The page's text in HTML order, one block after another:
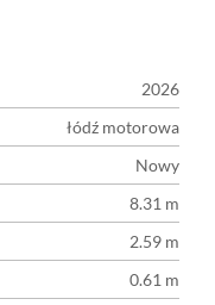
2026
łódź motorowa
Nowy
8.31 m
2.59 m
0.61 m